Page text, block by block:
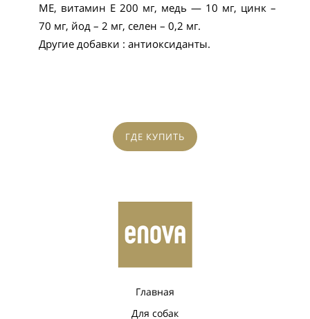
МЕ, витамин Е 200 мг, медь — 10 мг, цинк –
70 мг, йод – 2 мг, селен – 0,2 мг.
Другие добавки : антиоксиданты.
ГДЕ КУПИТЬ
Главная
Для собак